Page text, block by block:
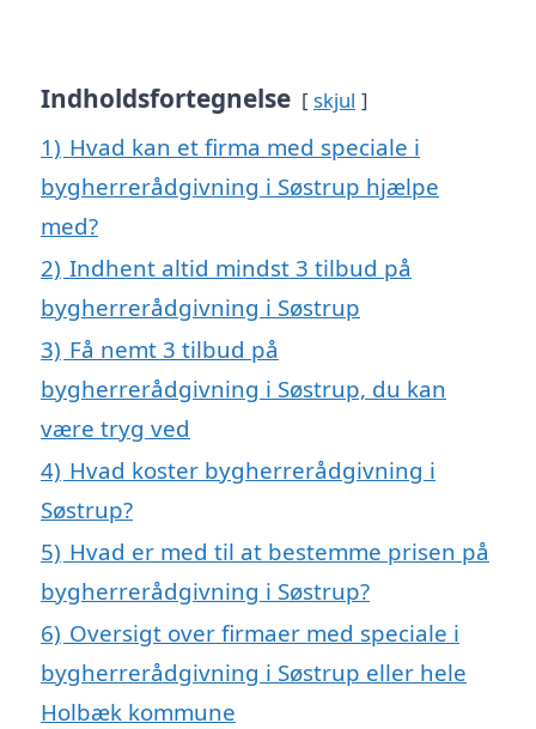
Indholdsfortegnelse skjul
1) Hvad kan et firma med speciale i
bygherrerådgivning i Søstrup hjælpe
med?
2) Indhent altid mindst 3 tilbud på
bygherrerådgivning i Søstrup
3) Få nemt 3 tilbud på
bygherrerådgivning i Søstrup, du kan
være tryg ved
4) Hvad koster bygherrerådgivning i
Søstrup?
5) Hvad er med til at bestemme prisen på
bygherrerådgivning i Søstrup?
6) Oversigt over firmaer med speciale i
bygherrerådgivning i Søstrup eller hele
Holbæk kommune